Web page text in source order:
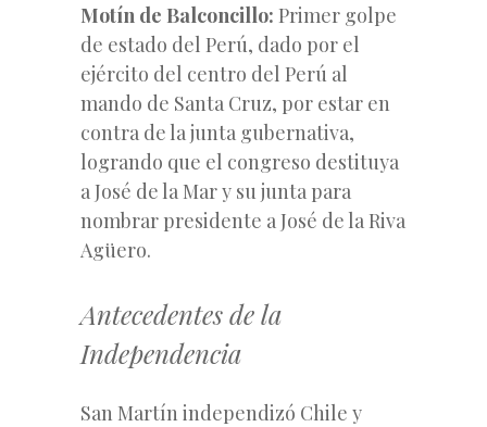
Motín de Balconcillo: Primer golpe
de estado del Perú, dado por el
ejército del centro del Perú al
mando de Santa Cruz, por estar en
contra de la junta gubernativa,
logrando que el congreso destituya
a José de la Mar y su junta para
nombrar presidente a José de la Riva
Agüero.
Antecedentes de la
Independencia
San Martín independizó Chile y